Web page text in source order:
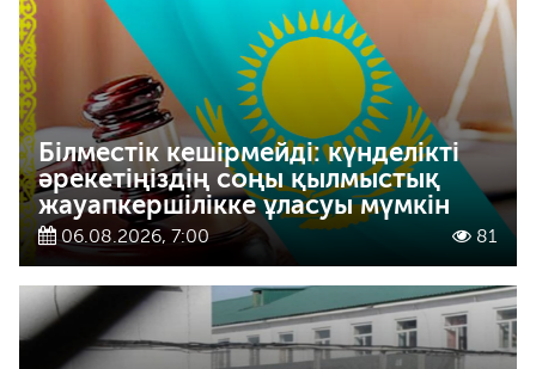
Білместік кешірмейді: күнделікті
әрекетіңіздің соңы қылмыстық
жауапкершілікке ұласуы мүмкін
06.08.2026, 7:00 81